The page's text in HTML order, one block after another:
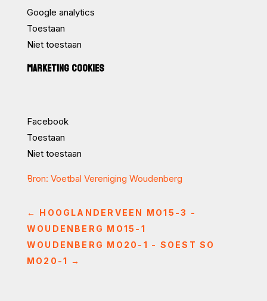
Google analytics
Toestaan
Niet toestaan
MARKETING COOKIES
Facebook
Toestaan
Niet toestaan
Bron: Voetbal Vereniging Woudenberg
← HOOGLANDERVEEN MO15-3 -
WOUDENBERG MO15-1
WOUDENBERG MO20-1 - SOEST SO
MO20-1 →